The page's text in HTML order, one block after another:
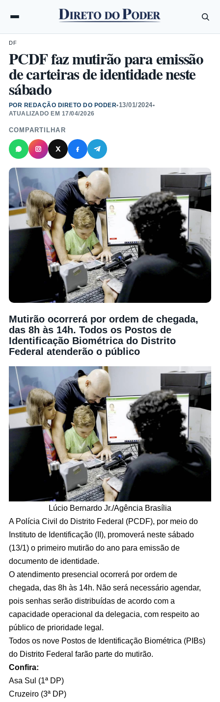
DF
PCDF faz mutirão para emissão
de carteiras de identidade neste
sábado
POR REDAÇÃO DIRETO DO PODER•13/01/2024•
ATUALIZADO EM 17/04/2026
COMPARTILHAR
Mutirão ocorrerá por ordem de chegada,
das 8h às 14h. Todos os Postos de
Identificação Biométrica do Distrito
Federal atenderão o público
Lúcio Bernardo Jr./Agência Brasília
A Polícia Civil do Distrito Federal (PCDF), por meio do
Instituto de Identificação (II), promoverá neste sábado
(13/1) o primeiro mutirão do ano para emissão de
documento de identidade.
O atendimento presencial ocorrerá por ordem de
chegada, das 8h às 14h. Não será necessário agendar,
pois senhas serão distribuídas de acordo com a
capacidade operacional da delegacia, com respeito ao
público de prioridade legal.
Todos os nove Postos de Identificação Biométrica (PIBs)
do Distrito Federal farão parte do mutirão.
Confira:
Asa Sul (1ª DP)
Cruzeiro (3ª DP)